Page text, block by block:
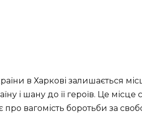
в Харкові залишається
і шану до її героїв. Це місце
вагомість боротьби за